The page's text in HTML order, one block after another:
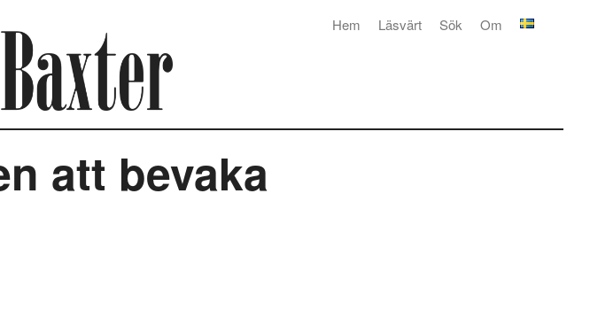
Om
Sök
Läsvärt
Hem
att bevaka